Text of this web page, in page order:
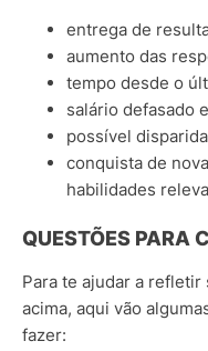
entrega de
aumento das
tempo desde o
salário defasado
possível
conquista de
habilidades
QUESTÕES PARA
Para te ajudar a
acima, aqui vão
fazer: